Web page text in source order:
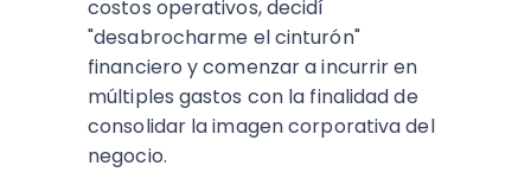
costos operativos, decidí
"desabrocharme el cinturón"
financiero y comenzar a incurrir en
múltiples gastos con la finalidad de
consolidar la imagen corporativa del
negocio.